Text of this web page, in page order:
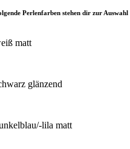
Perlenfarben stehen dir zur Auswahl
matt
glänzend
lila matt